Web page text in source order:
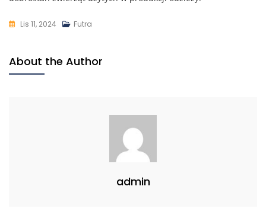
Lis 11, 2024 Futra
About the Author
admin